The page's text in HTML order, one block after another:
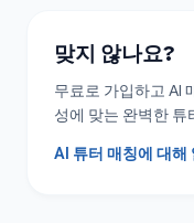
맞지 않나요?
무료로 가입하고 AI
성에 맞는 완벽한 튜
AI 튜터 매칭에 대해